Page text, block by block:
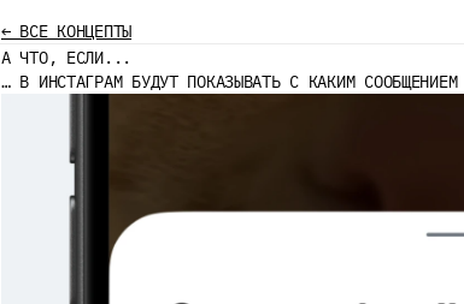
← ВСЕ КОНЦЕПТЫ
А ЧТО, ЕСЛИ...
… В ИНСТАГРАМ БУДУТ ПОКАЗЫВАТЬ С КАКИМ СООБЩЕНИЕМ